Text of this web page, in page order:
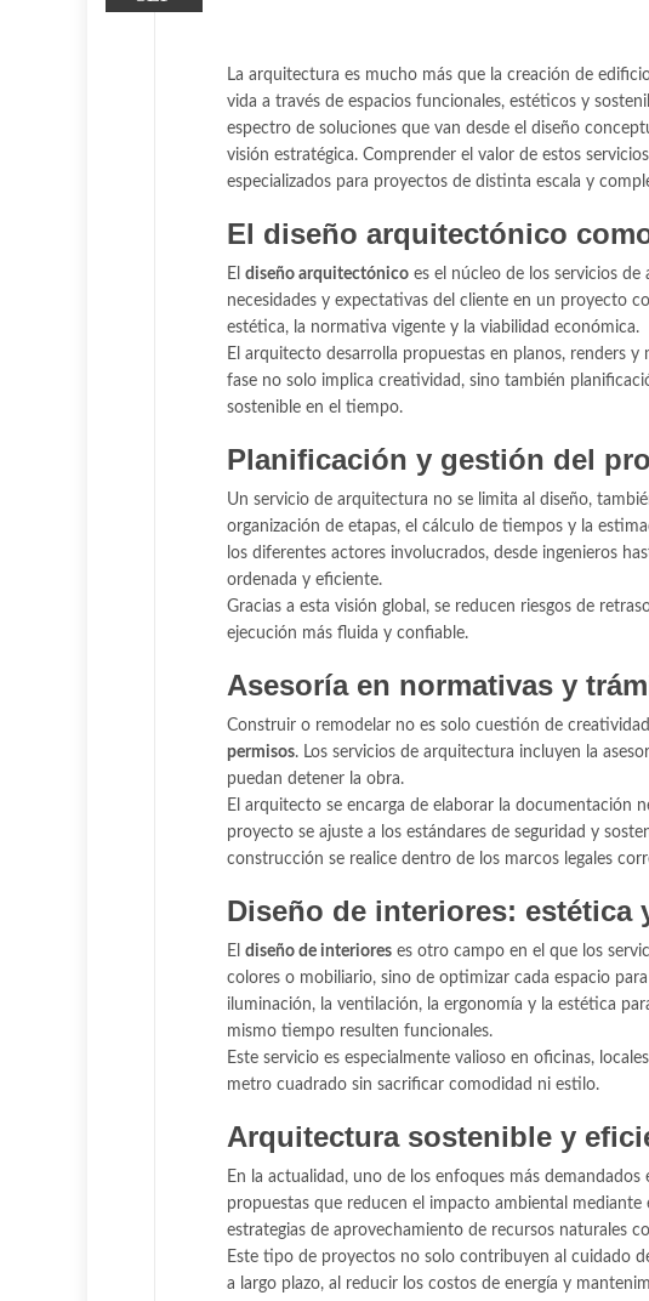
La arquitectura es mucho más que la creación de
vida a través de espacios funcionales, estéticos y
espectro de soluciones que van desde el diseño
visión estratégica. Comprender el valor de estos
especializados para proyectos de distinta escala y
El diseño arquitectónico
El diseño arquitectónico es el núcleo de los servicios
necesidades y expectativas del cliente en un proyecto
estética, la normativa vigente y la viabilidad económica.
El arquitecto desarrolla propuestas en planos, renders
fase no solo implica creatividad, sino también
sostenible en el tiempo.
Planificación y gestión del
Un servicio de arquitectura no se limita al diseño,
organización de etapas, el cálculo de tiempos y la
los diferentes actores involucrados, desde ingenieros
ordenada y eficiente.
Gracias a esta visión global, se reducen riesgos de
ejecución más fluida y confiable.
Asesoría en normativas y
Construir o remodelar no es solo cuestión de
permisos. Los servicios de arquitectura incluyen la
puedan detener la obra.
El arquitecto se encarga de elaborar la documentación
proyecto se ajuste a los estándares de seguridad y
construcción se realice dentro de los marcos legales
Diseño de interiores: estética
El diseño de interiores es otro campo en el que los
colores o mobiliario, sino de optimizar cada espacio
iluminación, la ventilación, la ergonomía y la estética
mismo tiempo resulten funcionales.
Este servicio es especialmente valioso en oficinas,
metro cuadrado sin sacrificar comodidad ni estilo.
Arquitectura sostenible y
En la actualidad, uno de los enfoques más demandados
propuestas que reducen el impacto ambiental
estrategias de aprovechamiento de recursos naturales
Este tipo de proyectos no solo contribuyen al cuidado
a largo plazo, al reducir los costos de energía y